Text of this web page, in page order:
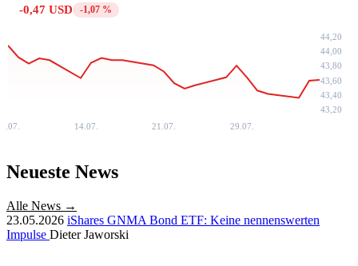
-0,47 USD -1,07 %
44,20
44,00
43,80
43,60
43,40
43,20
14.07. 21.07. 29.07.
Neueste News
Alle News →
23.05.2026 iShares GNMA Bond ETF: Keine nennenswerten
Impulse Dieter Jaworski